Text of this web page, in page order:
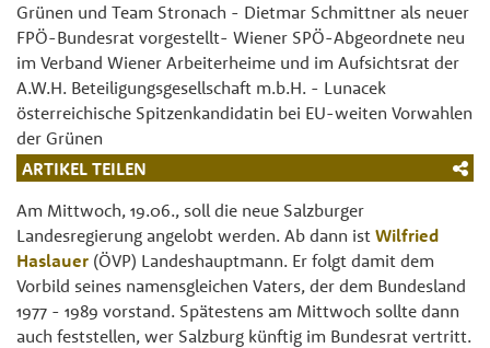
Grünen und Team Stronach - Dietmar Schmittner als neuer
FPÖ-Bundesrat vorgestellt- Wiener SPÖ-Abgeordnete neu
im Verband Wiener Arbeiterheime und im Aufsichtsrat der
A.W.H. Beteiligungsgesellschaft m.b.H. - Lunacek
österreichische Spitzenkandidatin bei EU-weiten Vorwahlen
der Grünen
ARTIKEL TEILEN
Am Mittwoch, 19.06., soll die neue Salzburger
Landesregierung angelobt werden. Ab dann ist Wilfried
Haslauer (ÖVP) Landeshauptmann. Er folgt damit dem
Vorbild seines namensgleichen Vaters, der dem Bundesland
1977 - 1989 vorstand. Spätestens am Mittwoch sollte dann
auch feststellen, wer Salzburg künftig im Bundesrat vertritt.